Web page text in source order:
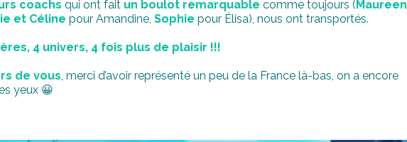
coachs qui ont fait un boulot remarquable comme toujours ( Maureen
et Céline pour Amandine, Sophie pour Élisa), nous ont transportés.
4 univers, 4 fois plus de plaisir !!!
de vous, merci d’avoir représenté un peu de la France là-bas, on a encore
yeux 😀